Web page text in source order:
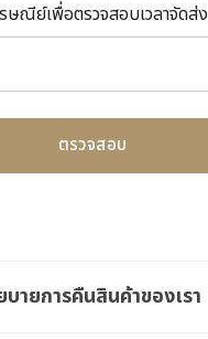
ณีย์เพื่อตรวจสอบเวลาจัดส่ง
ตรวจสอบ
ายการคืนสินค้าของเรา